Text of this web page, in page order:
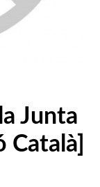
Junta
Català]